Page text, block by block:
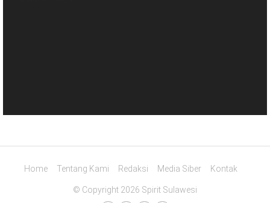
Home Tentang Kami Redaksi Media Siber Kontak
© Copyright 2026 Spirit Sulawesi